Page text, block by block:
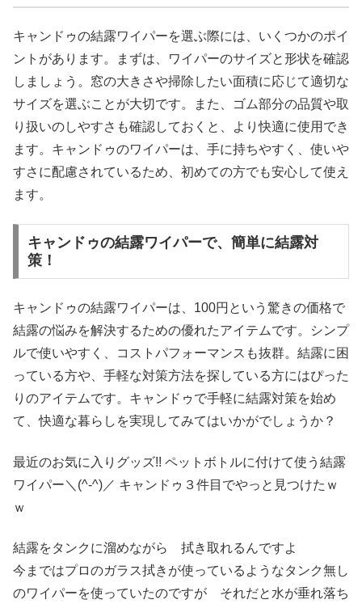
キャンドゥの結露ワイパーを選ぶ際には、いくつかのポイ
ントがあります。まずは、ワイパーのサイズと形状を確認
しましょう。窓の大きさや掃除したい面積に応じて適切な
サイズを選ぶことが大切です。また、ゴム部分の品質や取
り扱いのしやすさも確認しておくと、より快適に使用でき
ます。キャンドゥのワイパーは、手に持ちやすく、使いや
すさに配慮されているため、初めての方でも安心して使え
ます。
キャンドゥの結露ワイパーで、簡単に結露対
策！
キャンドゥの結露ワイパーは、100円という驚きの価格で
結露の悩みを解決するための優れたアイテムです。シンプ
ルで使いやすく、コストパフォーマンスも抜群。結露に困
っている方や、手軽な対策方法を探している方にはぴった
りのアイテムです。キャンドゥで手軽に結露対策を始め
て、快適な暮らしを実現してみてはいかがでしょうか？
最近のお気に入りグッズ!! ペットボトルに付けて使う結露
ワイパー＼(^-^)／ キャンドゥ３件目でやっと見つけたｗ
ｗ
結露をタンクに溜めながら 拭き取れるんですよ
今まではプロのガラス拭きが使っているようなタンク無し
のワイパーを使っていたのですが それだと水が垂れ落ち